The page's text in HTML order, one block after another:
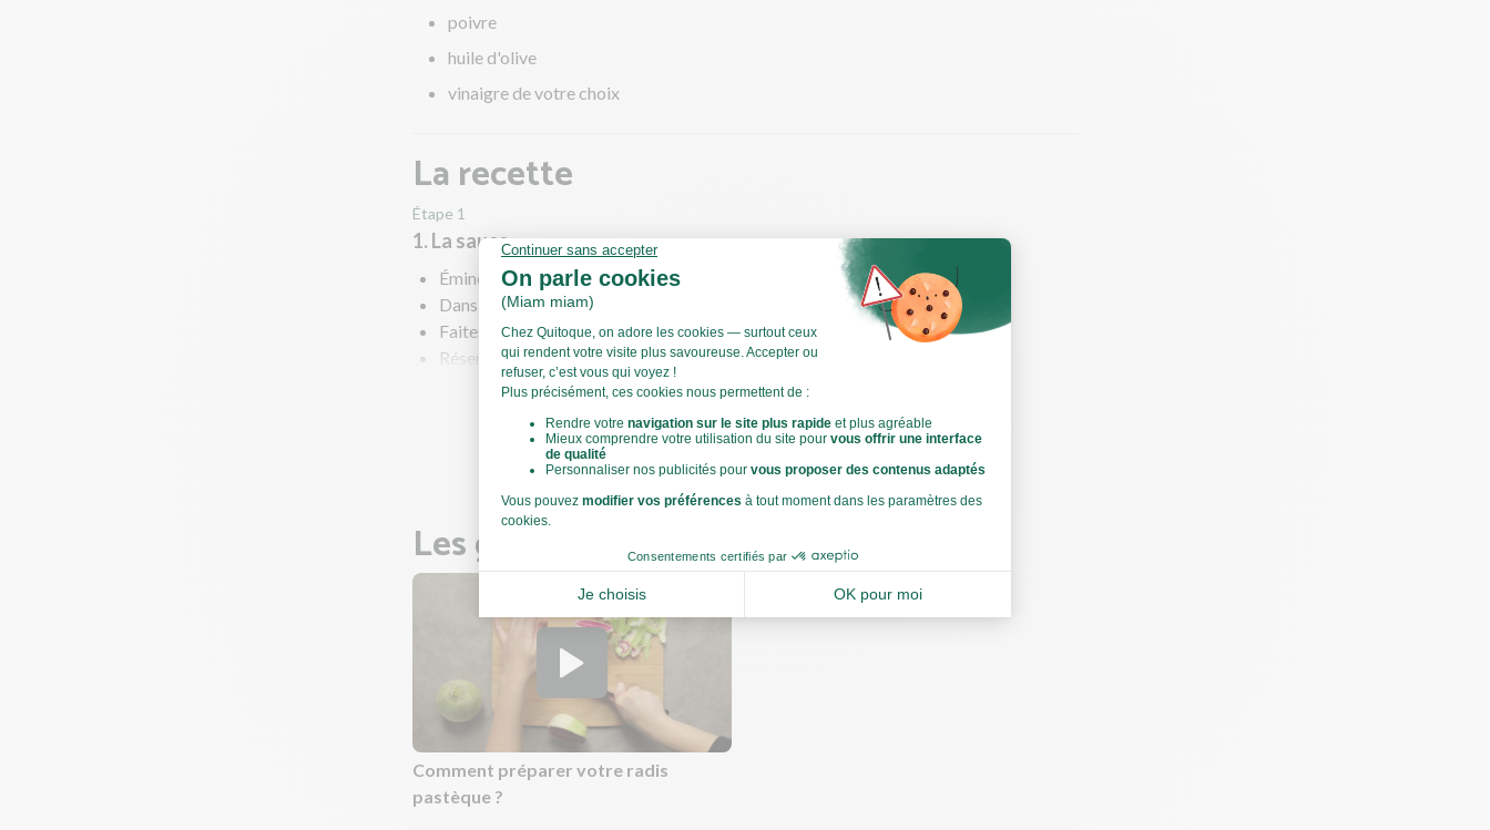
poivre
huile d'olive
vinaigre de votre choix
La recette
Étape 1
1. La sauce
Émincez l'oignon.
Dans une sauteuse, faites chauffer un filet d'huile d'olive à feu moyen à vif.
Faites revenir l'oignon 10 min environ.
Réservez l'oignon et gardez la sauteuse pour la suite de la recette.
Dans un bol, mélangez l'oignon, le fromage blanc et effeuillez le bouquet garni. Salez,
Goûtez et rectifiez l'assaisonnement si nécessaire. .
Voir toute la recette
Les gestes de cuisine
Comment préparer votre radis
pastèque ?